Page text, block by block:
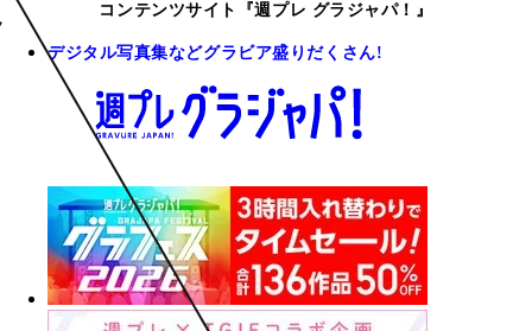
コンテンツサイト『週プレ グラジャパ！』
デジタル写真集などグラビア盛りだくさん!